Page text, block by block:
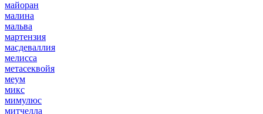
майоран
малина
мальва
мартензия
масдеваллия
мелисса
метасеквойя
меум
микс
мимулюс
митчелла